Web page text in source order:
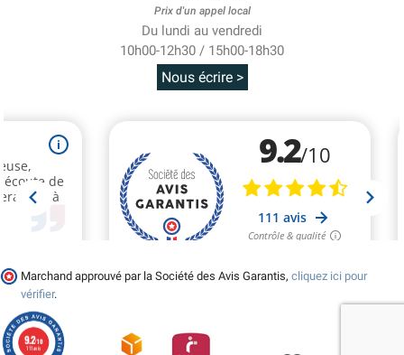
Prix d'un appel local
Du lundi au vendredi
10h00-12h30 / 15h00-18h30
Nous écrire >
Marchand approuvé par la Société des Avis Garantis, cliquez ici pour
vérifier.
9.2/10
111 avis